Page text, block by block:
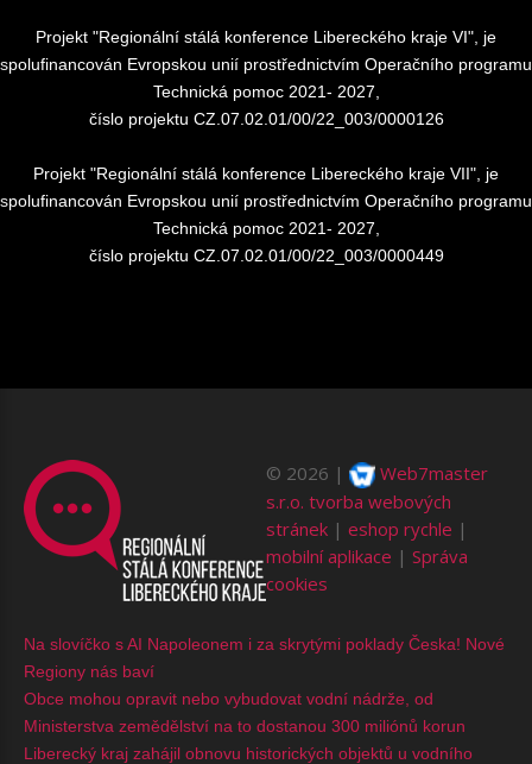
Projekt "Regionální stálá konference Libereckého kraje VI", je
spolufinancován Evropskou unií prostřednictvím Operačního programu
Technická pomoc 2021- 2027,
číslo projektu CZ.07.02.01/00/22_003/0000126
Projekt "Regionální stálá konference Libereckého kraje VII", je
spolufinancován Evropskou unií prostřednictvím Operačního programu
Technická pomoc 2021- 2027,
číslo projektu CZ.07.02.01/00/22_003/0000449
© 2026
Web7master
s.r.o. tvorba webových
stránek | eshop rychle |
mobilní aplikace | Správa
cookies
Na slovíčko s AI Napoleonem i za skrytými poklady Česka! Nové
Regiony nás baví
Obce mohou opravit nebo vybudovat vodní nádrže, od
Ministerstva zemědělství na to dostanou 300 miliónů korun
Liberecký kraj zahájil obnovu historických objektů u vodního